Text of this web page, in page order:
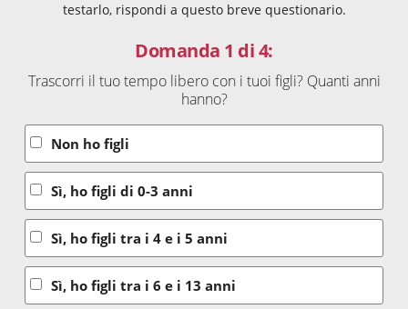
testarlo, rispondi a questo breve questionario.
Domanda 1 di 4:
Trascorri il tuo tempo libero con i tuoi figli? Quanti anni
hanno?
Non ho figli
Sì, ho figli di 0-3 anni
Sì, ho figli tra i 4 e i 5 anni
Sì, ho figli tra i 6 e i 13 anni